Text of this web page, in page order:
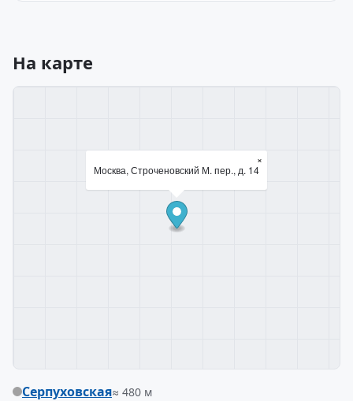
На карте
Москва, Строченовский М. пер., д. 14
×
Серпуховская≈ 480 м